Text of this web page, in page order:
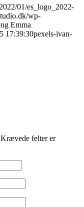
01/es_logo_2022-
wp-
Emma
17:39:30pexels-ivan-
Krævede felter er